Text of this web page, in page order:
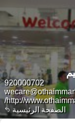
الصفحة الرئيسية
920000702
http://